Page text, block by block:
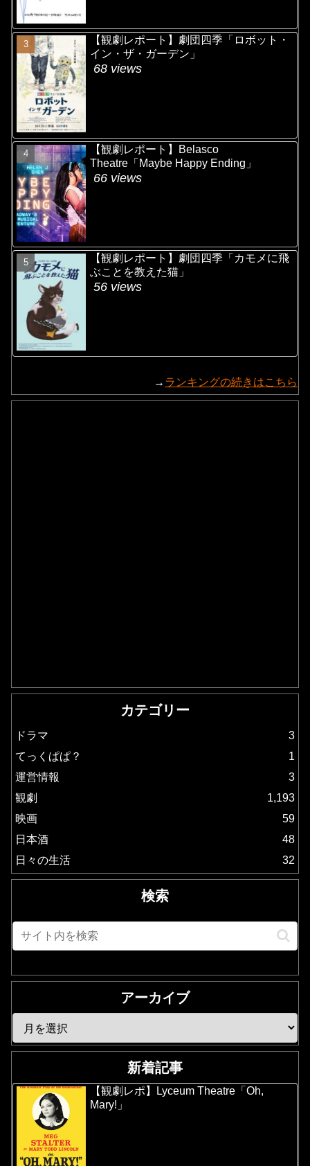
【観劇レポート】劇団四季「ロボット・
イン・ザ・ガーデン」
68 views
【観劇レポート】Belasco
Theatre「Maybe Happy Ending」
66 views
【観劇レポート】劇団四季「カモメに飛
ぶことを教えた猫」
56 views
→ ランキングの続きはこちら
カテゴリー
ドラマ
3
てっくぱぱ？
1
運営情報
3
観劇
1,193
映画
59
日本酒
48
日々の生活
32
検索
アーカイブ
新着記事
【観劇レポ】Lyceum Theatre「Oh,
Mary!」